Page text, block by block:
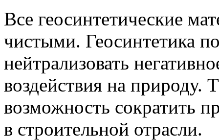
Все геосинтетические
чистыми. Геосинтетика
нейтрализовать
воздействия на природу.
возможность сократить
в строительной отрасли.